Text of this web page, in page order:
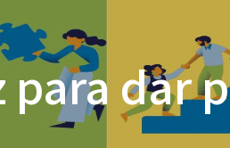
CALENDARIO ESCOLAR
BIBLIOTECA
HORARIO PÚBLICO
INSTALACIONES
CENTRO
CALIDAD
para dar